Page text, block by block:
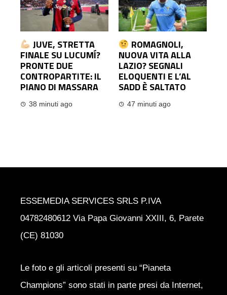
JUVE, STRETTA
FINALE SU LUCUMÍ?
PRONTE DUE
CONTROPARTITE: IL
PIANO DI MASSARA
38 minuti ago
ROMAGNOLI,
NUOVA VITA ALLA
LAZIO? SEGNALI
ELOQUENTI E L’AL
SADD È SALTATO
47 minuti ago
ESSEMEDIA SERVICES SRLS P.IVA
04782480612 Via Papa Giovanni XXIII, 6, Parete
(CE) 81030
Le foto e gli articoli presenti su “Pianeta
Champions” sono stati in parte presi da Internet,